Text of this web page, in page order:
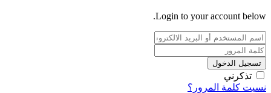
Login to your account below.
تسجيل الدخول
تذكرني
نسيت كلمة المرور؟